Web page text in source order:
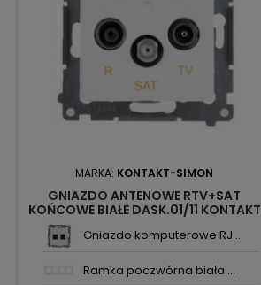
MARKA: KONTAKT-SIMON
GNIAZDO ANTENOWE RTV+SAT
KOŃCOWE BIAŁE DASK.01/11 KONTAKT
Gniazdo komputerowe RJ...
Ramka poczwórna biała ...